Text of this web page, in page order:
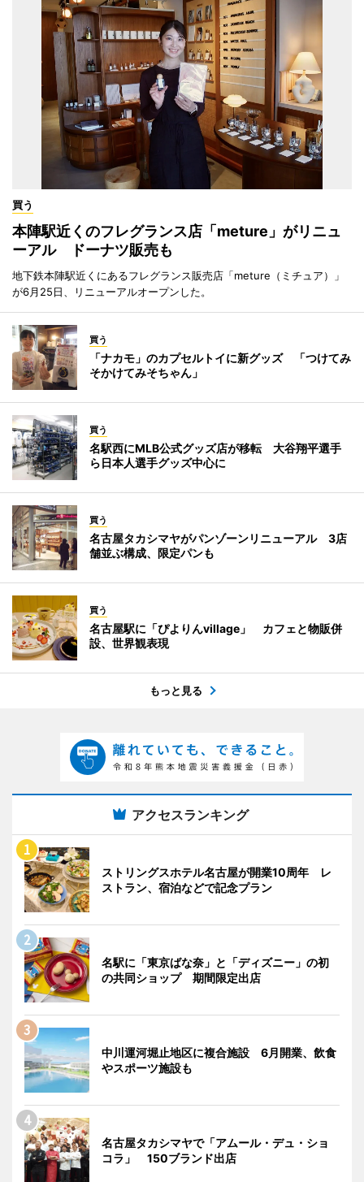
買う
本陣駅近くのフレグランス店「meture」がリニュ
ーアル ドーナツ販売も
地下鉄本陣駅近くにあるフレグランス販売店「meture（ミチュア）」
が6月25日、リニューアルオープンした。
買う
「ナカモ」のカプセルトイに新グッズ 「つけてみ
そかけてみそちゃん」
買う
名駅西にMLB公式グッズ店が移転 大谷翔平選手
ら日本人選手グッズ中心に
買う
名古屋タカシマヤがパンゾーンリニューアル 3店
舗並ぶ構成、限定パンも
買う
名古屋駅に「ぴよりんvillage」 カフェと物販併
設、世界観表現
もっと見る
アクセスランキング
ストリングスホテル名古屋が開業10周年 レ
ストラン、宿泊などで記念プラン
名駅に「東京ばな奈」と「ディズニー」の初
の共同ショップ 期間限定出店
中川運河堀止地区に複合施設 6月開業、飲食
やスポーツ施設も
名古屋タカシマヤで「アムール・デュ・ショ
コラ」 150ブランド出店